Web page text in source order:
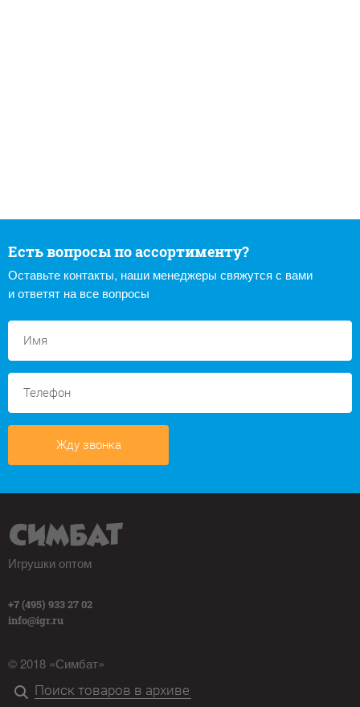
Есть вопросы по ассортименту?
Оставьте контакты, наши менеджеры свяжутся с вами
и ответят на все вопросы
Жду звонка
Игрушки оптом
+7 (495) 933 27 02
info@igr.ru
© 2018 «Симбат»